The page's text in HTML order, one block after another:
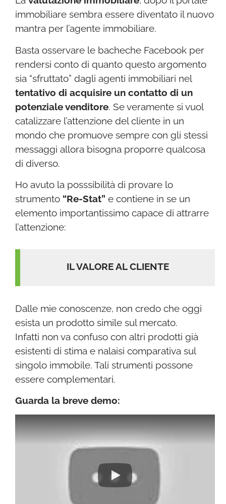
immobiliare sembra essere diventato il nuovo
mantra per l’agente immobiliare.
Basta osservare le bacheche Facebook per
rendersi conto di quanto questo argomento
sia “sfruttato” dagli agenti immobiliari nel
tentativo di acquisire un contatto di un
potenziale venditore. Se veramente si vuol
catalizzare l’attenzione del cliente in un
mondo che promuove sempre con gli stessi
messaggi allora bisogna proporre qualcosa
di diverso.
Ho avuto la posssibilità di provare lo
strumento “Re-Stat” e contiene in se un
elemento importantissimo capace di attrarre
l’attenzione:
IL VALORE AL CLIENTE
Dalle mie conoscenze, non credo che oggi
esista un prodotto simile sul mercato.
Infatti non va confuso con altri prodotti già
esistenti di stima e nalaisi comparativa sul
singolo immobile. Tali strumenti possone
essere complementari.
Guarda la breve demo: